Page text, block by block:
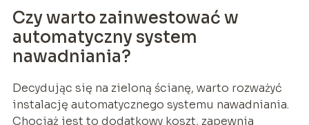
Czy warto zainwestować w
automatyczny system
nawadniania?
Decydując się na zieloną ścianę, warto rozważyć
instalację automatycznego systemu nawadniania.
Chociaż jest to dodatkowy koszt, zapewnia